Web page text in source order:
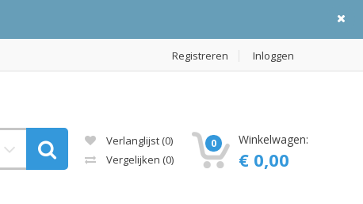
Registreren Inloggen
Verlanglijst (0)
Vergelijken (0)
0 Winkelwagen:
€ 0,00